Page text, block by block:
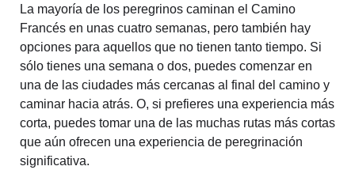
La mayoría de los peregrinos caminan el Camino
Francés en unas cuatro semanas, pero también hay
opciones para aquellos que no tienen tanto tiempo. Si
sólo tienes una semana o dos, puedes comenzar en
una de las ciudades más cercanas al final del camino y
caminar hacia atrás. O, si prefieres una experiencia más
corta, puedes tomar una de las muchas rutas más cortas
que aún ofrecen una experiencia de peregrinación
significativa.